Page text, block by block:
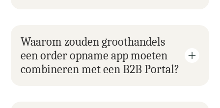
Waarom zouden groothandels
een order opname app moeten
combineren met een B2B Portal?